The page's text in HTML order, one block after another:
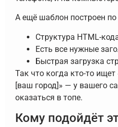
А ещё шаблон построен
Структура HTML-
Есть все нужные
Быстрая загрузка
Так что когда кто-то
[ваш город]» — у вашего
оказаться в топе.
Кому подойдёт